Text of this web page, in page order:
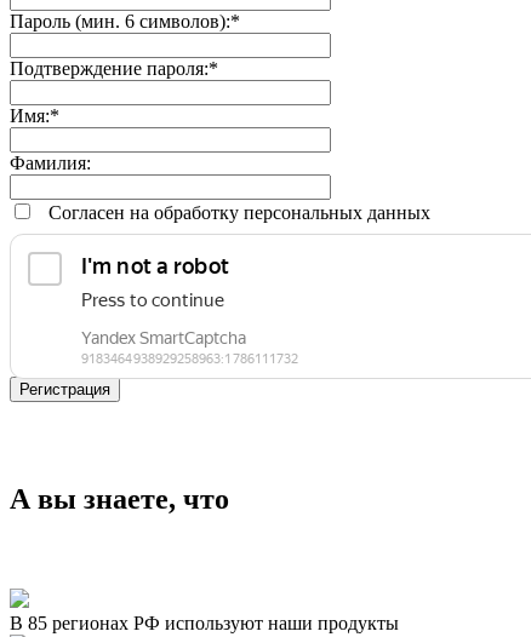
Пароль (мин. 6 символов):*
Подтверждение пароля:*
Имя:*
Фамилия:
Согласен на обработку персональных данных
А вы знаете, что
В 85 регионах РФ используют наши продукты